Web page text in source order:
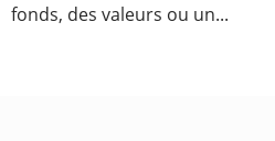
fonds, des valeurs ou un...